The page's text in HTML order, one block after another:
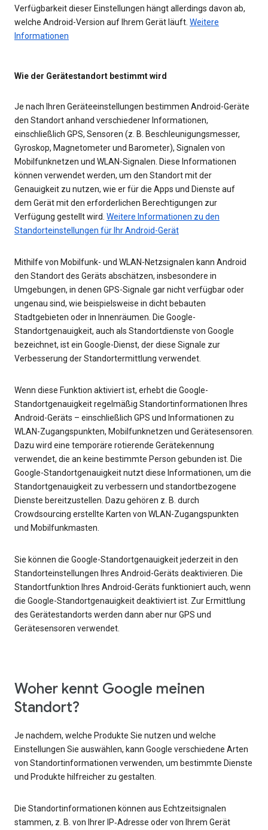
Verfügbarkeit dieser Einstellungen hängt allerdings davon ab,
welche Android-Version auf Ihrem Gerät läuft. Weitere
Informationen
Wie der Gerätestandort bestimmt wird
Je nach Ihren Geräteeinstellungen bestimmen Android-Geräte
den Standort anhand verschiedener Informationen,
einschließlich GPS, Sensoren (z. B. Beschleunigungsmesser,
Gyroskop, Magnetometer und Barometer), Signalen von
Mobilfunknetzen und WLAN-Signalen. Diese Informationen
können verwendet werden, um den Standort mit der
Genauigkeit zu nutzen, wie er für die Apps und Dienste auf
dem Gerät mit den erforderlichen Berechtigungen zur
Verfügung gestellt wird. Weitere Informationen zu den
Standorteinstellungen für Ihr Android-Gerät
Mithilfe von Mobilfunk- und WLAN-Netzsignalen kann Android
den Standort des Geräts abschätzen, insbesondere in
Umgebungen, in denen GPS-Signale gar nicht verfügbar oder
ungenau sind, wie beispielsweise in dicht bebauten
Stadtgebieten oder in Innenräumen. Die Google-
Standortgenauigkeit, auch als Standortdienste von Google
bezeichnet, ist ein Google-Dienst, der diese Signale zur
Verbesserung der Standortermittlung verwendet.
Wenn diese Funktion aktiviert ist, erhebt die Google-
Standortgenauigkeit regelmäßig Standortinformationen Ihres
Android-Geräts – einschließlich GPS und Informationen zu
WLAN-Zugangspunkten, Mobilfunknetzen und Gerätesensoren.
Dazu wird eine temporäre rotierende Gerätekennung
verwendet, die an keine bestimmte Person gebunden ist. Die
Google-Standortgenauigkeit nutzt diese Informationen, um die
Standortgenauigkeit zu verbessern und standortbezogene
Dienste bereitzustellen. Dazu gehören z. B. durch
Crowdsourcing erstellte Karten von WLAN-Zugangspunkten
und Mobilfunkmasten.
Sie können die Google-Standortgenauigkeit jederzeit in den
Standorteinstellungen Ihres Android-Geräts deaktivieren. Die
Standortfunktion Ihres Android-Geräts funktioniert auch, wenn
die Google-Standortgenauigkeit deaktiviert ist. Zur Ermittlung
des Gerätestandorts werden dann aber nur GPS und
Gerätesensoren verwendet.
Woher kennt Google meinen
Standort?
Je nachdem, welche Produkte Sie nutzen und welche
Einstellungen Sie auswählen, kann Google verschiedene Arten
von Standortinformationen verwenden, um bestimmte Dienste
und Produkte hilfreicher zu gestalten.
Die Standortinformationen können aus Echtzeitsignalen
stammen, z. B. von Ihrer IP‑Adresse oder von Ihrem Gerät